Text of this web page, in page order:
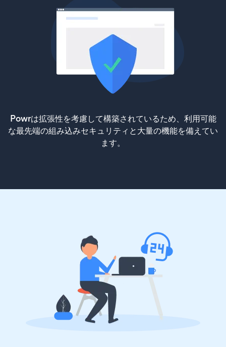
Powrは拡張性を考慮して構築されているため、利用可能
な最先端の組み込みセキュリティと大量の機能を備えてい
ます。